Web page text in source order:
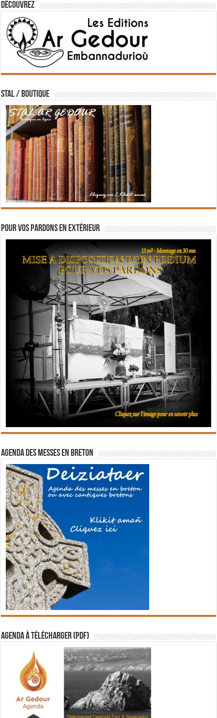
Découvrez
STAL / BOUTIQUE
Pour vos pardons en extérieur
Agenda des messes en breton
Agenda à télécharger (PDF)